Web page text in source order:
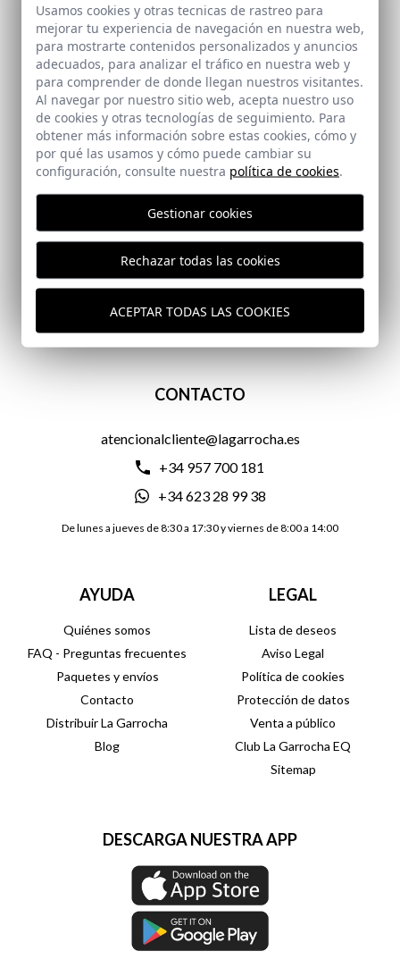
Paquetes y envíos
aquí
aquí
ENVIAR
PAGO SEGURO
GASTOS DE ENVÍO GRATIS
CONTACTO
atencionalcliente@lagarrocha.es
+34 957 700 181
+34 623 28 99 38
De lunes a jueves de 8:30 a 17:30 y viernes de 8:00 a 14:00
AYUDA
Quiénes somos
FAQ - Preguntas frecuentes
Paquetes y envíos
Contacto
Distribuir La Garrocha
Blog
LEGAL
Lista de deseos
Aviso Legal
Política de cookies
Protección de datos
Venta a público
Club La Garrocha EQ
Sitemap
DESCARGA NUESTRA APP
Usamos cookies y otras tecnicas de rastreo para
mejorar tu experiencia de navegación en nuestra web,
para mostrarte contenidos personalizados y anuncios
adecuados, para analizar el tráfico en nuestra web y
para comprender de donde llegan nuestros visitantes.
Al navegar por nuestro sitio web, acepta nuestro uso
de cookies y otras tecnologías de seguimiento. Para
obtener más información sobre estas cookies, cómo y
por qué las usamos y cómo puede cambiar su
configuración, consulte nuestra política de cookies.
Gestionar cookies
Rechazar todas las cookies
ACEPTAR TODAS LAS COOKIES